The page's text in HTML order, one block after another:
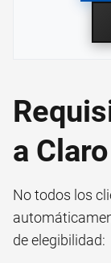
a
No todos los
de elegibilidad: